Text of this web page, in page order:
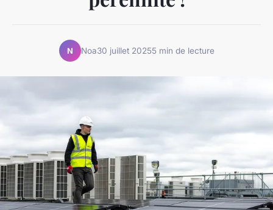
N Noa30 juillet 20255 min de lecture